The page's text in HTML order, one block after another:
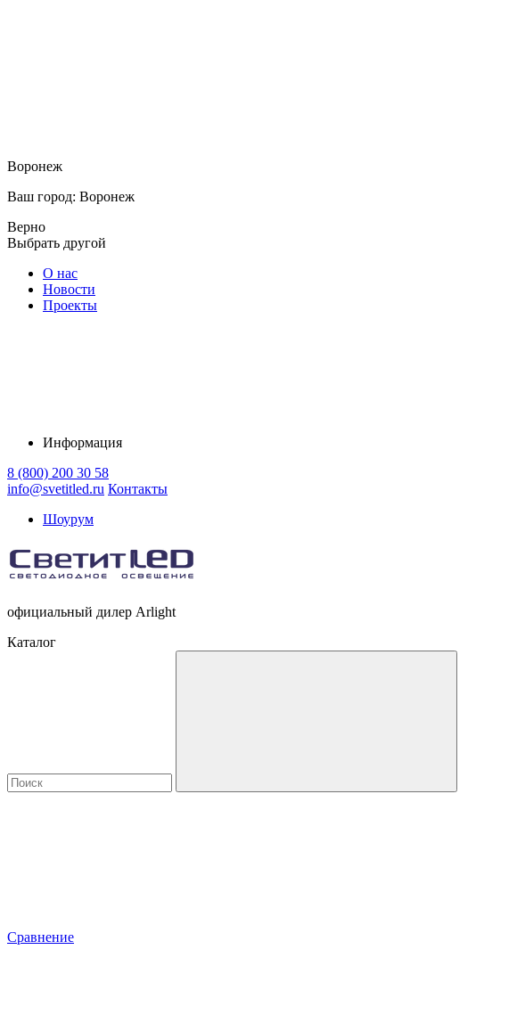
Воронеж
Ваш город: Воронеж
Верно
Выбрать другой
О нас
Новости
Проекты
Информация
8 (800) 200 30 58
info@svetitled.ru Контакты
Шоурум
официальный дилер Arlight
Каталог
Сравнение